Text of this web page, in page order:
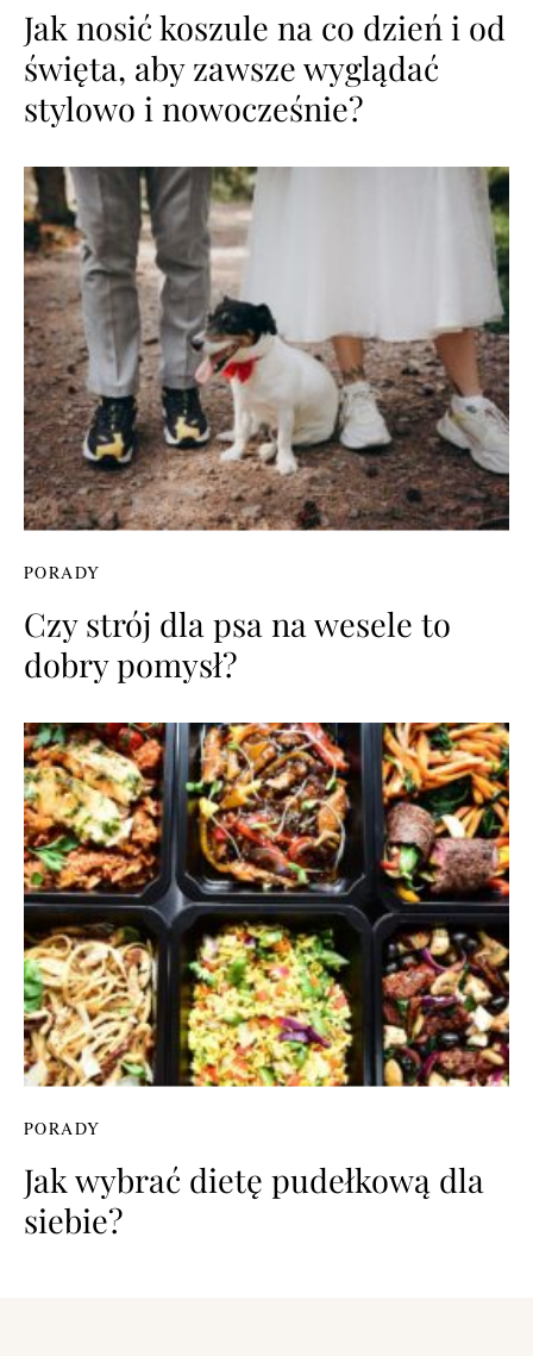
Jak nosić koszule na co dzień i od
święta, aby zawsze wyglądać
stylowo i nowocześnie?
PORADY
Czy strój dla psa na wesele to
dobry pomysł?
PORADY
Jak wybrać dietę pudełkową dla
siebie?